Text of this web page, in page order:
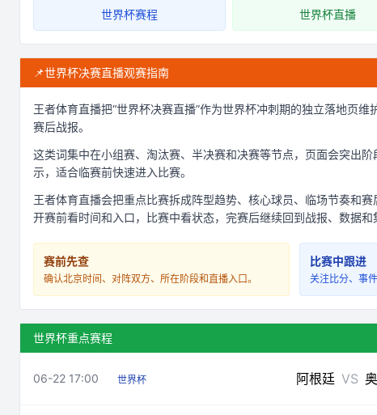
世界杯赛程 世界杯直播
📌世界杯决赛直播观赛指南
王者体育直播把“世界杯决赛直播”作为世界杯冲刺期的独立落地页
赛后战报。
这类词集中在小组赛、淘汰赛、半决赛和决赛等节点，页面会突出
示，适合临赛前快速进入比赛。
王者体育直播会把重点比赛拆成阵型趋势、核心球员、临场节奏和
开赛前看时间和入口，比赛中看状态，完赛后继续回到战报、数据和
赛前先查
确认北京时间、对阵双方、所在阶段和直播入口。
比赛中跟进
关注比分、事
世界杯重点赛程
06-22 17:00 世界杯 阿根廷 VS